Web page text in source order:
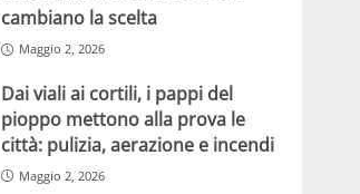
cambiano la scelta
Maggio 2, 2026
Dai viali ai cortili, i pappi del
pioppo mettono alla prova le
città: pulizia, aerazione e incendi
Maggio 2, 2026